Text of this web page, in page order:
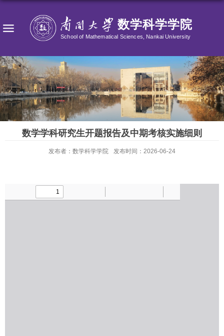
数学学科研究生开题报告及中期考核实施细则
发布者：数学科学学院 发布时间：2026-06-24